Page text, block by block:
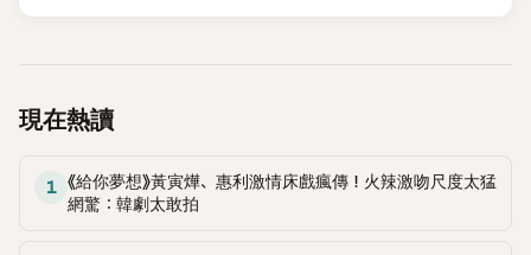
一貫犀利又不留情的問法，讓現場瞬間笑成一片。對此，李智
說：「哥怎麼連這個都知道？」李瑞鎮則回嘴：「那時候新聞鬧那
當年情況，李智惠終於鬆口坦言，當時確實被質疑動過隆胸手
術。她回憶：「拍了比基尼照片之後，就開始被說是不是去隆乳
現在熱讀
1
《給你夢想》黃寅燁、惠利激情床戲瘋傳！火辣激吻尺度太猛
網驚：韓劇太敢拍